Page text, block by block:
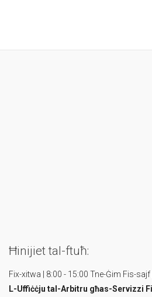
Ħinijiet tal-ftuħ:
Fix-xitwa | 8:00 - 15:00 Tne-Ġim Fis-sajf
L-Uffiċċju tal-Arbitru għas-Servizzi